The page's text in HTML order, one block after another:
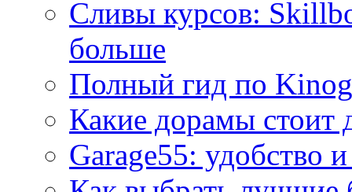
Сливы курсов:
больше
Полный гид по
Какие дорамы стоит
Garage55: удобство